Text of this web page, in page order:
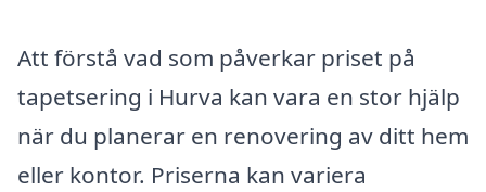
Att förstå vad som påverkar priset på
tapetsering i Hurva kan vara en stor hjälp
när du planerar en renovering av ditt hem
eller kontor. Priserna kan variera